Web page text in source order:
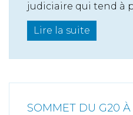
judiciaire qui tend à
Lire la suite
SOMMET DU G20 À